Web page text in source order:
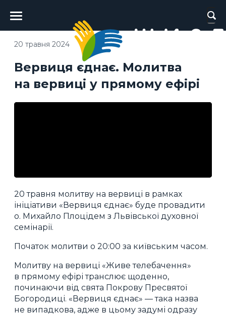
Головне
меню
Вервиця єднає. Молитва
на вервиці у прямому ефірі
20 травня 2024
20 травня молитву на вервиці в рамках
ініціативи «Вервиця єднає» буде провадити
о. Михайло Плоцідем з Львівської духовної
семінарії.
Початок молитви о 20:00 за київським часом.
Молитву на вервиці «Живе телебачення»
в прямому ефірі транслює щоденно,
починаючи від свята Покрову Пресвятої
Богородиці. «Вервиця єднає» — така назва
не випадкова, адже в цьому задумі одразу